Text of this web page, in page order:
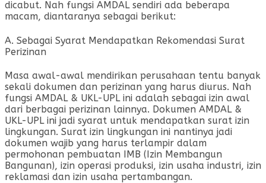
dicabut. Nah fungsi AMDAL sendiri ada beberapa
macam, diantaranya sebagai berikut:
A. Sebagai Syarat Mendapatkan Rekomendasi Surat
Perizinan
Masa awal-awal mendirikan perusahaan tentu banyak
sekali dokumen dan perizinan yang harus diurus. Nah
fungsi AMDAL & UKL-UPL ini adalah sebagai izin awal
dari berbagai perizinan lainnya. Dokumen AMDAL &
UKL-UPL ini jadi syarat untuk mendapatkan surat izin
lingkungan. Surat izin lingkungan ini nantinya jadi
dokumen wajib yang harus terlampir dalam
permohonan pembuatan IMB (Izin Membangun
Bangunan), izin operasi produksi, izin usaha industri, izin
reklamasi dan izin usaha pertambangan.